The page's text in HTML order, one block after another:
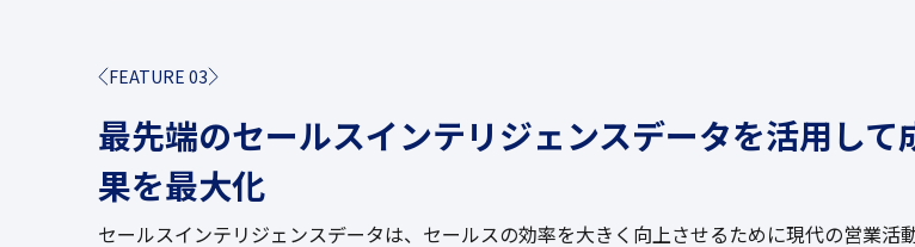
FEATURE 03
最先端のセールスインテリジェンスデータを活用して
果を最大化
セールスインテリジェンスデータは、セールスの効率を大きく向上させるために現代の営業活